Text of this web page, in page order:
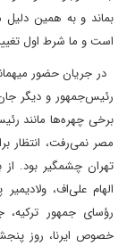
بماند و به همین
است و ما شرط اول
در جریان حضور
رئیس‌جمهور و دیگر
برخی چهره‌ها مانند
مصر نمی‌رفت، انتظار
تهران چشمگیر بود.
الهام علی‌اف،
رؤسای جمهور
خصوص ایرنا، روز